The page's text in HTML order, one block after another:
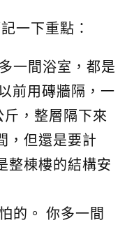
一下重點：
一間浴室，都是
前用磚牆隔，一
，整層隔下來
，但還是要計
整棟樓的結構安
的。 你多一間